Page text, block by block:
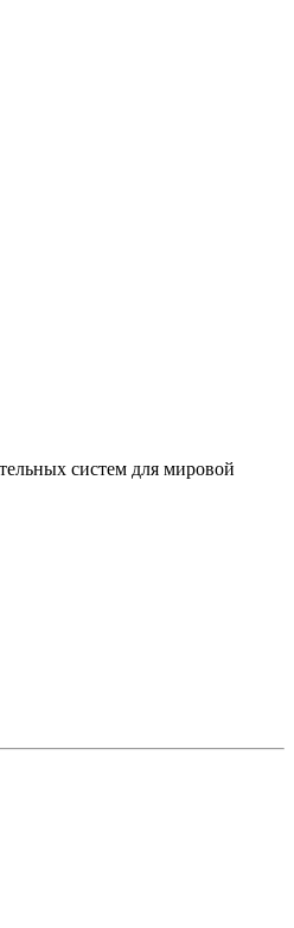
систем для мировой